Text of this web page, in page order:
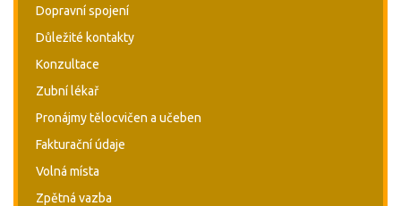
Dopravní spojení
Důležité kontakty
Konzultace
Zubní lékař
Pronájmy tělocvičen a učeben
Fakturační údaje
Volná místa
Zpětná vazba